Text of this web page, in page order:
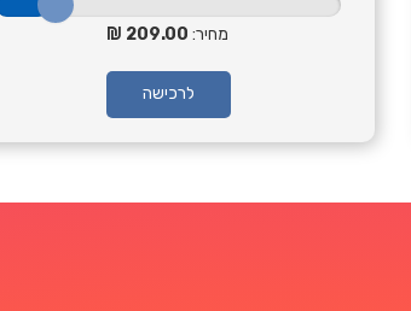
מחיר: 209.00
לרכישה